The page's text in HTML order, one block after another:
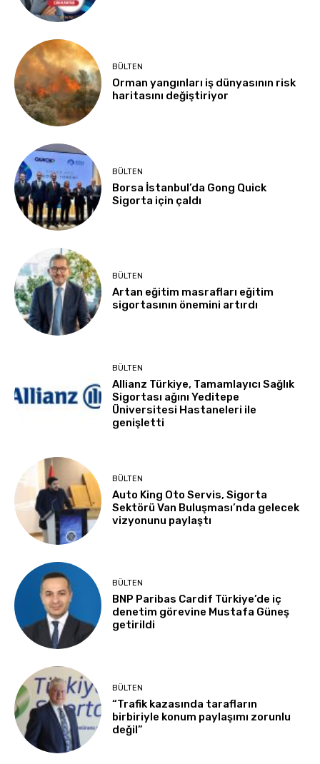
BÜLTEN
Orman yangınları iş dünyasının risk
haritasını değiştiriyor
BÜLTEN
Borsa İstanbul’da Gong Quick
Sigorta için çaldı
BÜLTEN
Artan eğitim masrafları eğitim
sigortasının önemini artırdı
BÜLTEN
Allianz Türkiye, Tamamlayıcı Sağlık
Sigortası ağını Yeditepe
Üniversitesi Hastaneleri ile
genişletti
BÜLTEN
Auto King Oto Servis, Sigorta
Sektörü Van Buluşması’nda gelecek
vizyonunu paylaştı
BÜLTEN
BNP Paribas Cardif Türkiye’de iç
denetim görevine Mustafa Güneş
getirildi
BÜLTEN
“Trafik kazasında tarafların
birbiriyle konum paylaşımı zorunlu
değil”